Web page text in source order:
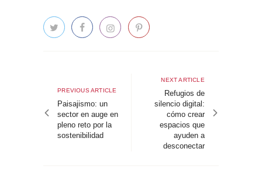
entradas
Previous
article
PREVIOUS ARTICLE
Paisajismo: un
sector en auge en
pleno reto por la
sostenibilidad
Next
article
NEXT ARTICLE
Refugios de
silencio digital:
cómo crear
espacios que
ayuden a
desconectar